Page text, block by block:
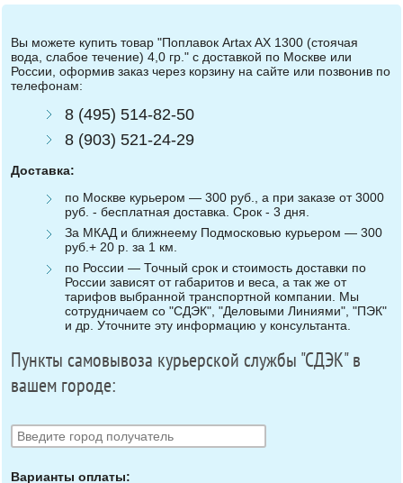
Вы можете купить товар "Поплавок Artax AX 1300 (стоячая
вода, слабое течение) 4,0 гр." с доставкой по Москве или
России, оформив заказ через корзину на сайте или позвонив по
телефонам:
8 (495) 514-82-50
8 (903) 521-24-29
Доставка:
по Москве курьером — 300 руб., а при заказе от 3000
руб. - бесплатная доставка. Срок - 3 дня.
За МКАД и ближнеему Подмосковью курьером — 300
руб.+ 20 р. за 1 км.
по России — Точный срок и стоимость доставки по
России зависят от габаритов и веса, а так же от
тарифов выбранной транспортной компании. Мы
сотрудничаем со "СДЭК", "Деловыми Линиями", "ПЭК"
и др. Уточните эту информацию у консультанта.
Пункты самовывоза курьерской службы "СДЭК" в
вашем городе:
Варианты оплаты: